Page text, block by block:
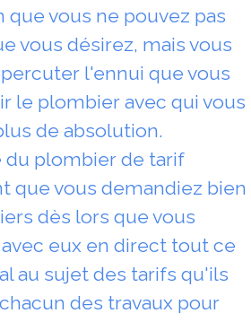
que vous ne pouvez pas
vous désirez, mais vous
l'ennui que vous
le plombier avec qui vous
de absolution.
du plombier de tarif
que vous demandiez bien
dès lors que vous
eux en direct tout ce
au sujet des tarifs qu'ils
des travaux pour